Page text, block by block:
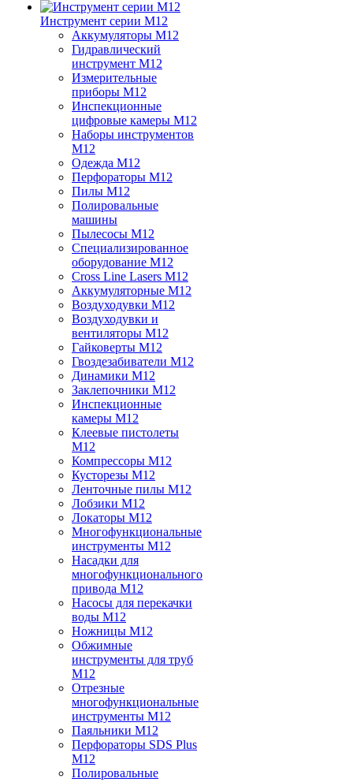
Инструмент серии M12
Аккумуляторы M12
Гидравлический
инструмент M12
Измерительные
приборы M12
Инспекционные
цифровые камеры M12
Наборы инструментов
M12
Одежда M12
Перфораторы M12
Пилы M12
Полировальные
машины
Пылесосы M12
Специализированное
оборудование M12
Cross Line Lasers M12
Аккумуляторные M12
Воздуходувки M12
Воздуходувки и
вентиляторы M12
Гайковерты M12
Гвоздезабиватели M12
Динамики M12
Заклепочники M12
Инспекционные
камеры M12
Клеевые пистолеты
M12
Компрессоры M12
Кусторезы M12
Ленточные пилы M12
Лобзики M12
Локаторы M12
Многофункциональные
инструменты M12
Насадки для
многофункционального
привода M12
Насосы для перекачки
воды M12
Ножницы M12
Обжимные
инструменты для труб
M12
Отрезные
многофункциональные
инструменты M12
Паяльники M12
Перфораторы SDS Plus
M12
Полировальные